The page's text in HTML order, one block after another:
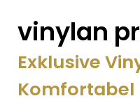
vinylan
Exklusive
Komfortabel